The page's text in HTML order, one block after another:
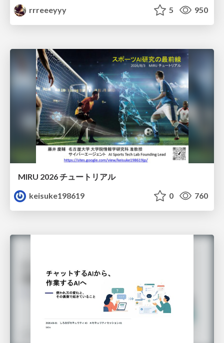
rrreeeyyy 5 950
MIRU 2026 チュートリアル
keisuke198619
0 760